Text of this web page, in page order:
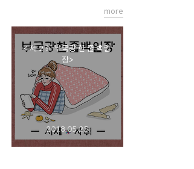
< 제 2 회 부국광 한 줄 백일
장>
2018.05.25
more